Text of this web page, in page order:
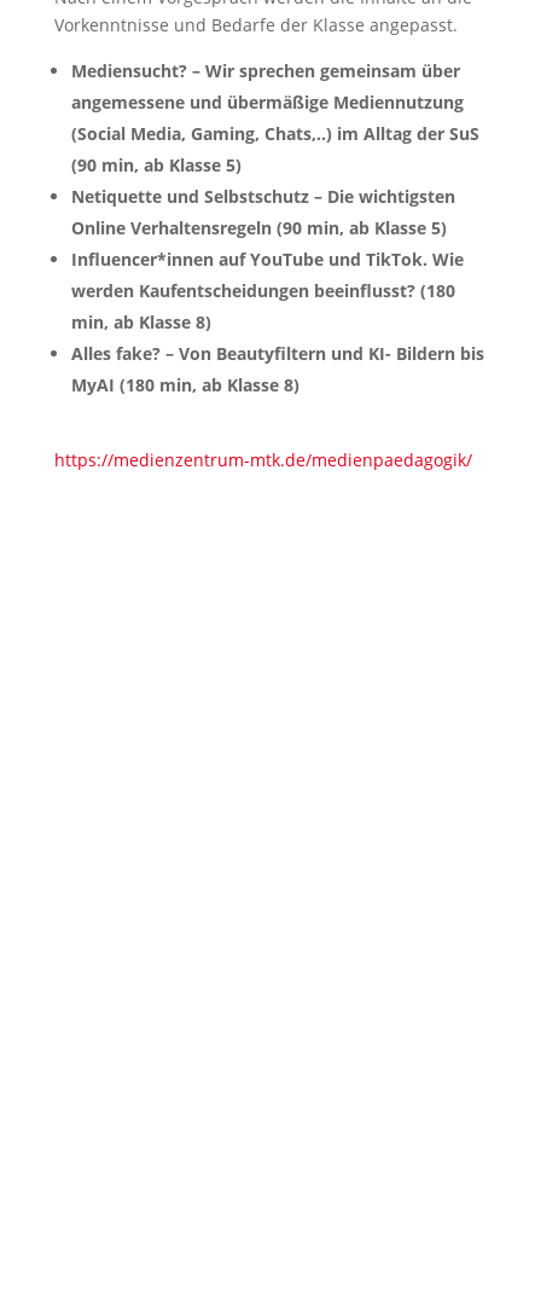
Vorkenntnisse und Bedarfe der Klasse angepasst.
Mediensucht? – Wir sprechen gemeinsam über
angemessene und übermäßige Mediennutzung
(Social Media, Gaming, Chats,..) im Alltag der SuS
(90 min, ab Klasse 5)
Netiquette und Selbstschutz – Die wichtigsten
Online Verhaltensregeln (90 min, ab Klasse 5)
Influencer*innen auf YouTube und TikTok. Wie
werden Kaufentscheidungen beeinflusst? (180
min, ab Klasse 8)
Alles fake? – Von Beautyfiltern und KI- Bildern bis
MyAI (180 min, ab Klasse 8)
https://medienzentrum-mtk.de/medienpaedagogik/